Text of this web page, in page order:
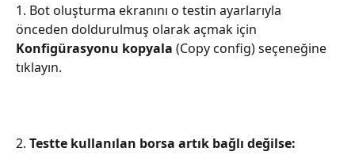
1. Bot oluşturma ekranını o testin ayarlarıyla
önceden doldurulmuş olarak açmak için
Konfigürasyonu kopyala (Copy config) seçeneğine
tıklayın.
2. Testte kullanılan borsa artık bağlı değilse: